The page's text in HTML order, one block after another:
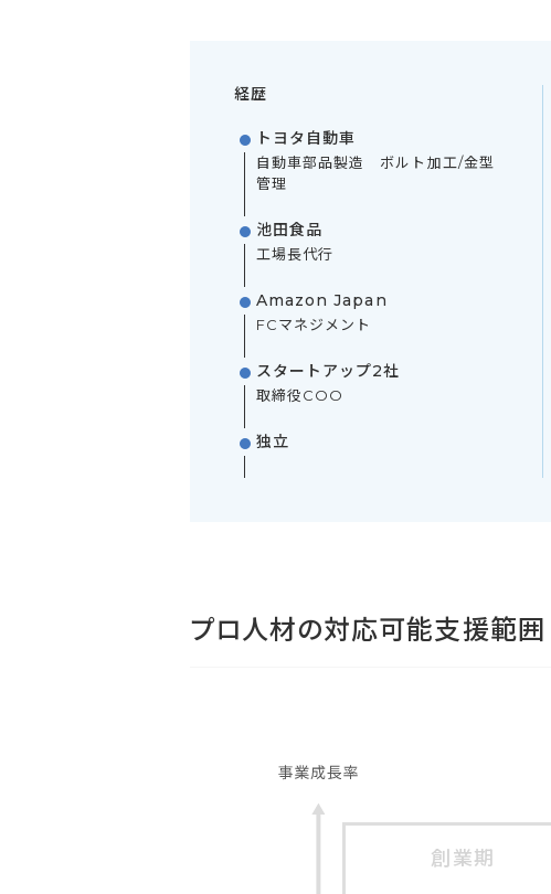
経歴
トヨタ自動車
自動車部品製造 ボルト加工/金型
管理
池田食品
工場長代行
Amazon Japan
FCマネジメント
スタートアップ2社
取締役COO
独立
プロ人材の対応可能支援範囲
創業期